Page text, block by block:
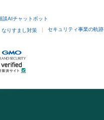
談AIチャットボット
なりすまし対策 セキュリティ事業の軌跡